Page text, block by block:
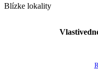
Blízke lokality